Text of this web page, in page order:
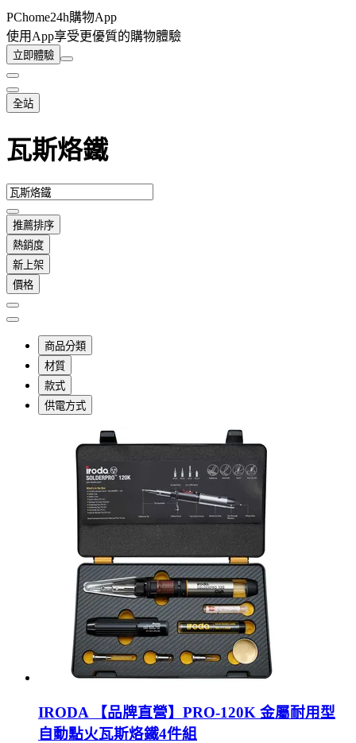
PChome24h購物App
使用App享受更優質的購物體驗
立即體驗
全站
瓦斯烙鐵
推薦排序
熱銷度
新上架
價格
商品分類
材質
款式
供電方式
IRODA 【品牌直營】PRO-120K 金屬耐用型
自動點火瓦斯烙鐵4件組